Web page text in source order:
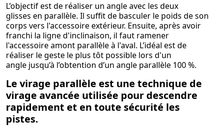
L’objectif est de réaliser un angle avec les deux
glisses en parallèle. Il suffit de basculer le poids de son
corps vers l'accessoire extérieur. Ensuite, après avoir
franchi la ligne d'inclinaison, il faut ramener
l'accessoire amont parallèle à l'aval. L’idéal est de
réaliser le geste le plus tôt possible lors d'un
angle jusqu’à l’obtention d’un angle parallèle 100 %.
Le virage parallèle est une technique de
virage avancée utilisée pour descendre
rapidement et en toute sécurité les
pistes.